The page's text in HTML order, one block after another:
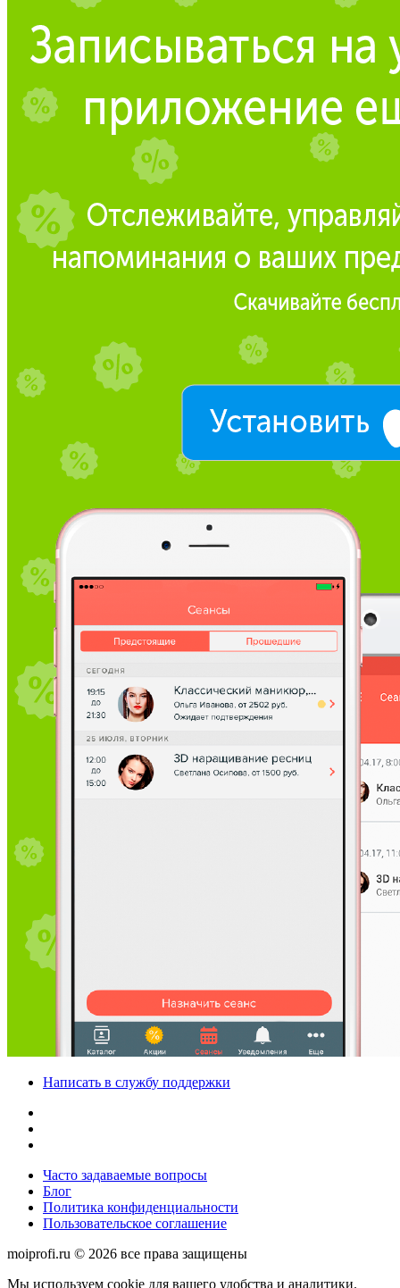
Написать в службу поддержки
Часто задаваемые вопросы
Блог
Политика конфиденциальности
Пользовательское соглашение
moiprofi.ru © 2026 все права защищены
Мы используем cookie для вашего удобства и аналитики.